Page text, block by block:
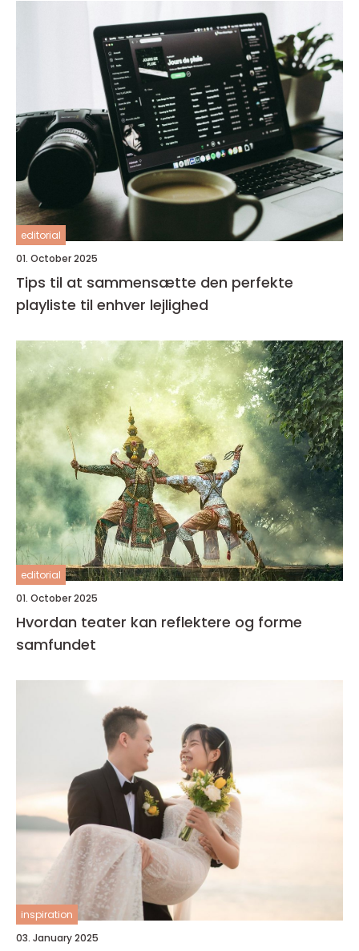
editorial
01. October 2025
Tips til at sammensætte den perfekte
playliste til enhver lejlighed
editorial
01. October 2025
Hvordan teater kan reflektere og forme
samfundet
inspiration
03. January 2025